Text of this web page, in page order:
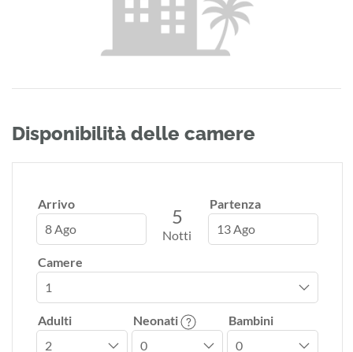
Disponibilità delle camere
Arrivo
8 Ago
5
Notti
Partenza
13 Ago
Camere
Adulti Neonati Bambini